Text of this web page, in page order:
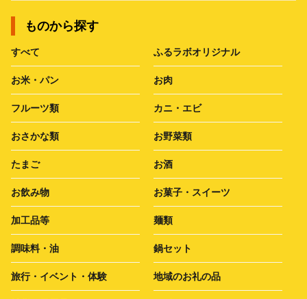
ものから探す
すべて ふるラボオリジナル
お米・パン お肉
フルーツ類 カニ・エビ
おさかな類 お野菜類
たまご お酒
お飲み物 お菓子・スイーツ
加工品等 麺類
調味料・油 鍋セット
旅行・イベント・体験 地域のお礼の品